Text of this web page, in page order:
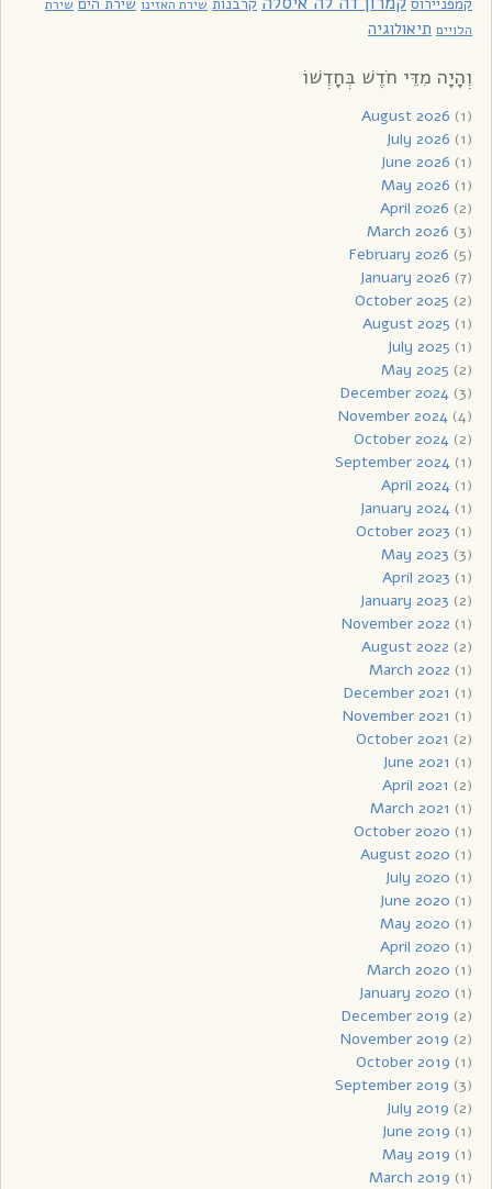
שירת האזינו
שירת
הלויים תיאולוגיה
וְהָיָה מִדֵּי חֹדֶשׁ בְּחָדְשׁוֹ
August 2026 (1)
July 2026 (1)
June 2026 (1)
May 2026 (1)
April 2026 (2)
March 2026 (3)
February 2026 (5)
January 2026 (7)
October 2025 (2)
August 2025 (1)
July 2025 (1)
May 2025 (2)
December 2024(3)
November 2024(4)
October 2024(2)
September 2024(1)
April 2024(1)
January 2024(1)
October 2023 (1)
May 2023 (3)
April 2023 (1)
January 2023 (2)
November 2022 (1)
August 2022 (2)
March 2022 (1)
December 2021 (1)
November 2021 (1)
October 2021 (2)
June 2021 (1)
April 2021 (2)
March 2021 (1)
October 2020 (1)
August 2020 (1)
July 2020 (1)
June 2020 (1)
May 2020 (1)
April 2020 (1)
March 2020 (1)
January 2020 (1)
December 2019 (2)
November 2019 (2)
October 2019 (1)
September 2019 (3)
July 2019 (2)
June 2019 (1)
May 2019 (1)
March 2019 (1)